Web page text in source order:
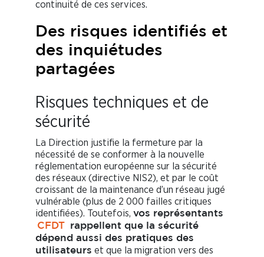
continuité de ces services.
Des risques identifiés et
des inquiétudes
partagées
Risques techniques et de
sécurité
La Direction justifie la fermeture par la
nécessité de se conformer à la nouvelle
réglementation européenne sur la sécurité
des réseaux (directive NIS2), et par le coût
croissant de la maintenance d’un réseau jugé
vulnérable (plus de 2 000 failles critiques
identifiées). Toutefois, vos représentants
CFDT
rappellent que la sécurité
dépend aussi des pratiques des
utilisateurs et que la migration vers des